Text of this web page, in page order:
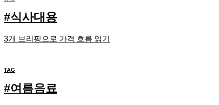
#식사대용
3개 브리핑으로 가격 흐름 읽기
TAG
#여름음료